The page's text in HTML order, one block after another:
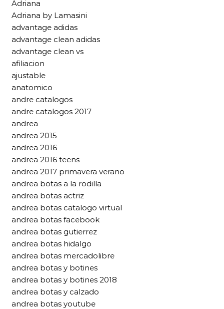
Adriana
Adriana by Lamasini
advantage adidas
advantage clean adidas
advantage clean vs
afiliacion
ajustable
anatomico
andre catalogos
andre catalogos 2017
andrea
andrea 2015
andrea 2016
andrea 2016 teens
andrea 2017 primavera verano
andrea botas a la rodilla
andrea botas actriz
andrea botas catalogo virtual
andrea botas facebook
andrea botas gutierrez
andrea botas hidalgo
andrea botas mercadolibre
andrea botas y botines
andrea botas y botines 2018
andrea botas y calzado
andrea botas youtube